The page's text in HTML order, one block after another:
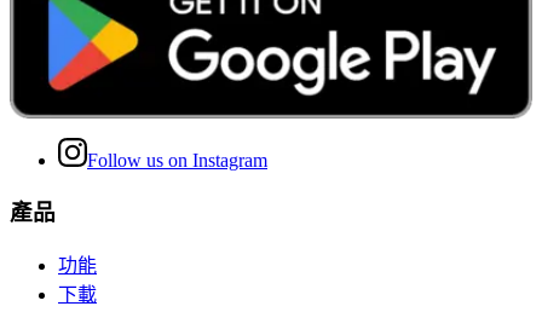
Follow us on Instagram
產品
功能
下載